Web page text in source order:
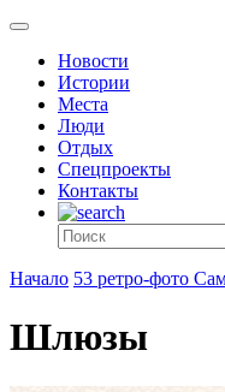
Новости
Истории
Места
Люди
Отдых
Спецпроекты
Контакты
Начало 53 ретро-фото
Шлюзы